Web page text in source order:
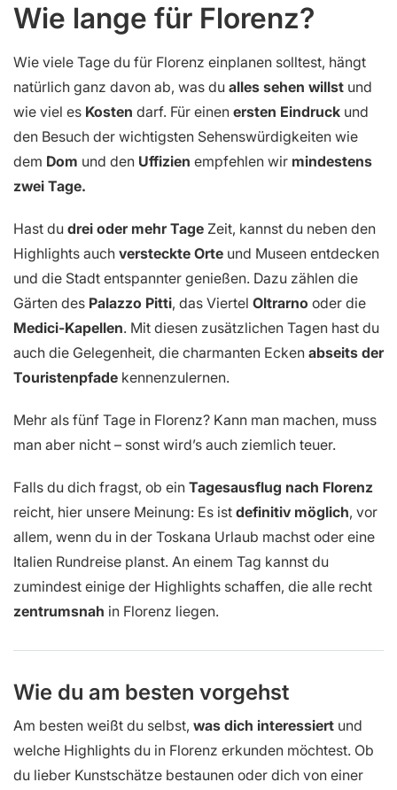
Wie lange für Florenz?
Wie viele Tage du für Florenz einplanen solltest, hängt
natürlich ganz davon ab, was du alles sehen willst und
wie viel es Kosten darf. Für einen ersten Eindruck und
den Besuch der wichtigsten Sehenswürdigkeiten wie
dem Dom und den Uffizien empfehlen wir mindestens
zwei Tage.
Hast du drei oder mehr Tage Zeit, kannst du neben den
Highlights auch versteckte Orte und Museen entdecken
und die Stadt entspannter genießen. Dazu zählen die
Gärten des Palazzo Pitti, das Viertel Oltrarno oder die
Medici-Kapellen. Mit diesen zusätzlichen Tagen hast du
auch die Gelegenheit, die charmanten Ecken abseits der
Touristenpfade kennenzulernen.
Mehr als fünf Tage in Florenz? Kann man machen, muss
man aber nicht – sonst wird’s auch ziemlich teuer.
Falls du dich fragst, ob ein Tagesausflug nach Florenz
reicht, hier unsere Meinung: Es ist definitiv möglich, vor
allem, wenn du in der Toskana Urlaub machst oder eine
Italien Rundreise planst. An einem Tag kannst du
zumindest einige der Highlights schaffen, die alle recht
zentrumsnah in Florenz liegen.
Wie du am besten vorgehst
Am besten weißt du selbst, was dich interessiert und
welche Highlights du in Florenz erkunden möchtest. Ob
du lieber Kunstschätze bestaunen oder dich von einer